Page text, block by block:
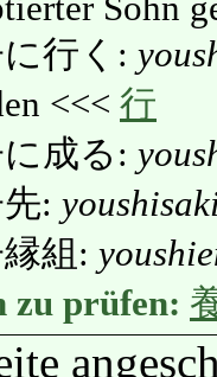
Sohn
行く:
<<< 行
成る:
:
組:
zu prüfen: